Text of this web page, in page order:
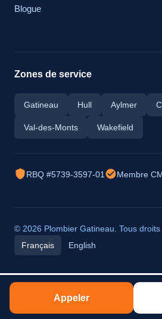
Appeler
Blogue
Zones de service
Gatineau Hull Aylmer
Val-des-Monts Wakefield
RBQ #5739-3597-01 Membre
© 2026 Plombier Gatineau. Tous droits
Français
English